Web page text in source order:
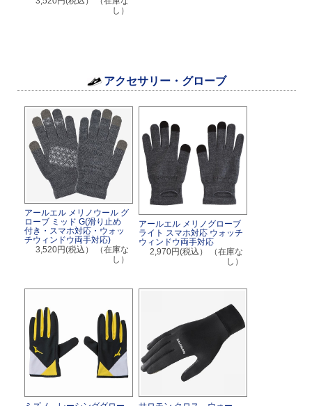
し）
アクセサリー・グローブ
アールエル メリノウール グ
ローブ ミッド G(滑り止め
付き・スマホ対応・ウォッ
チウィンドウ両手対応)
3,520円(税込）
（在庫な
し）
アールエル メリノグローブ
ライト スマホ対応 ウォッチ
ウィンドウ両手対応
2,970円(税込）
（在庫な
し）